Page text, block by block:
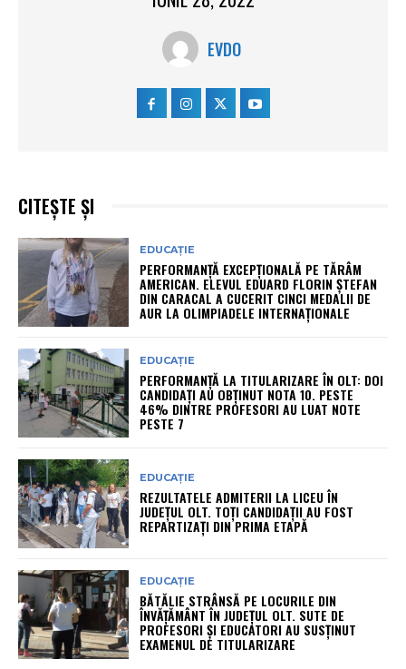
EVDO
CITEȘTE ȘI
EDUCAȚIE
PERFORMANȚĂ EXCEPȚIONALĂ PE TĂRÂM
AMERICAN. ELEVUL EDUARD FLORIN ȘTEFAN
DIN CARACAL A CUCERIT CINCI MEDALII DE
AUR LA OLIMPIADELE INTERNAȚIONALE
EDUCAȚIE
PERFORMANȚĂ LA TITULARIZARE ÎN OLT: DOI
CANDIDAȚI AU OBȚINUT NOTA 10. PESTE
46% DINTRE PROFESORI AU LUAT NOTE
PESTE 7
EDUCAȚIE
REZULTATELE ADMITERII LA LICEU ÎN
JUDEȚUL OLT. TOȚI CANDIDAȚII AU FOST
REPARTIZAȚI DIN PRIMA ETAPĂ
EDUCAȚIE
BĂTĂLIE STRÂNSĂ PE LOCURILE DIN
ÎNVĂȚĂMÂNT ÎN JUDEȚUL OLT. SUTE DE
PROFESORI ȘI EDUCATORI AU SUSȚINUT
EXAMENUL DE TITULARIZARE